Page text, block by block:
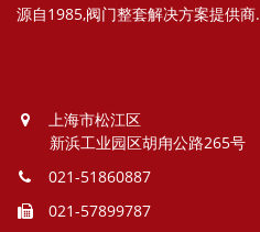
源自1985,阀门整套解决方案提供商.
上海市松江区
新浜工业园区胡甪公路265号
021-51860887
021-57899787